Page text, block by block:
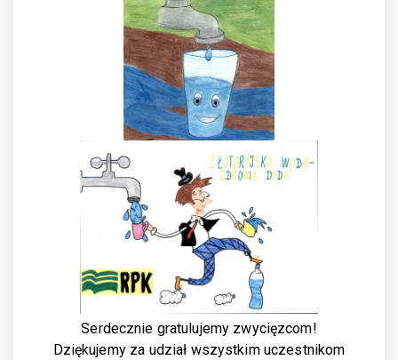
Serdecznie gratulujemy zwycięzcom!
Dziękujemy za udział wszystkim uczestnikom